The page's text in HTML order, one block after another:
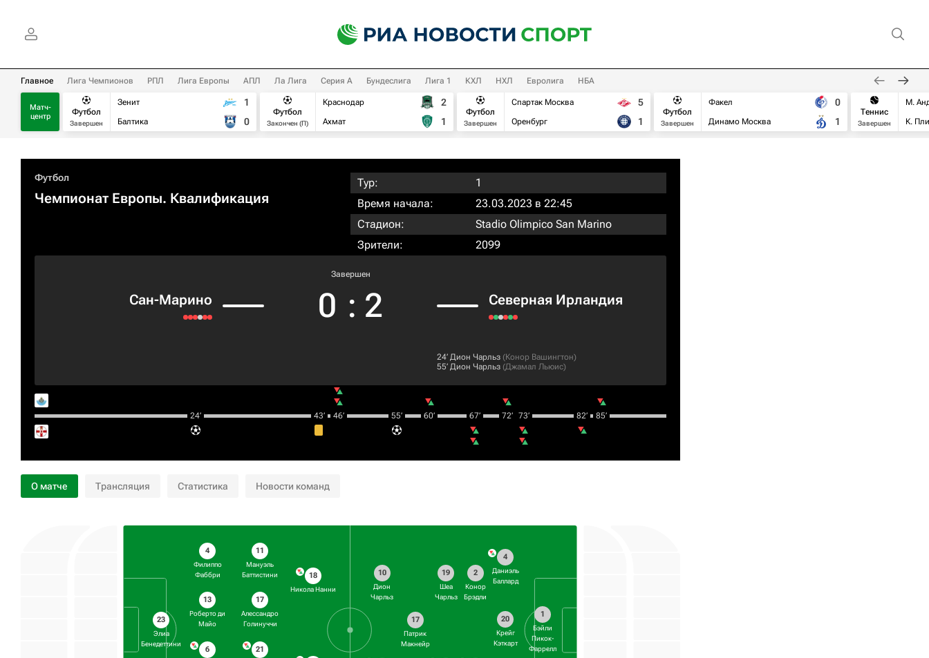
Главное Лига Чемпионов РПЛ Лига Европы АПЛ Ла Лига Серия А Бундеслига Лига 1 КХЛ НХЛ Евролига НБА
Матч-
центр
Футбол
Завершен
Зенит
Балтика
1
0
Футбол
Закончен (П)
Краснодар
Ахмат
2
1
Футбол
Завершен
Спартак Москва
Оренбург
5
1
Футбол
Завершен
Факел
Динамо Москва
0
1
Теннис
Завершен
М.
К.
Футбол
Чемпионат Европы. Квалификация​
Тур:
1
Время начала:
23.03.2023 в 22:45
Стадион:
Stadio Olimpico San Marino
Зрители:
2099
Сан-Марино
Завершен
0 : 2 Северная Ирландия
24‎’‎ Дион Чарльз (Конор Вашингтон)
55‎’‎ Дион Чарльз (Джамал Льюис)
24‎’‎ 43‎’‎ 46‎’‎ 55‎’‎ 60‎’‎ 67‎’‎ 72‎’‎ 73‎’‎ 82‎’‎ 85‎’‎
О матче Трансляция Статистика Новости команд
23
Элиа
Бенедеттини
4
Филиппо
Фаббри
13
Роберто ди
Майо
6
11
Мануэль
Баттистини
17
Алессандро
Голинуччи
21
18
Никола Нанни
1
Бэйли
Пикок-
Фаррелл
4
Даниэль
Баллард
20
Крейг
Кэткарт
2
Конор
Брэдли
19
Шеа
Чарльз
17
Патрик
Макнейр
10
Дион
Чарльз